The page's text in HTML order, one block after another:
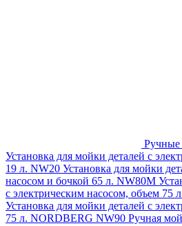
Ручные
Установка для мойки деталей с
19 л. NW20 Установка для мойки
насосом и бочкой 65 л. NW80M
с электрическим насосом, объем
Установка для мойки деталей с
75 л. NORDBERG NW90 Ручная